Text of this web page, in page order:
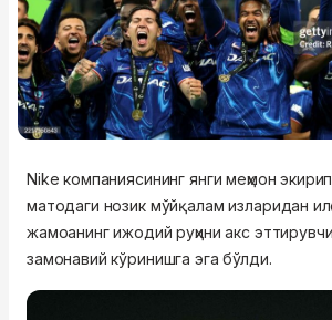
Nike компаниясининг янги меҳмон
матодаги нозик мўйқалам изларидан
жамоанинг ижодий руҳини акс
замонавий кўринишга эга бўлди.